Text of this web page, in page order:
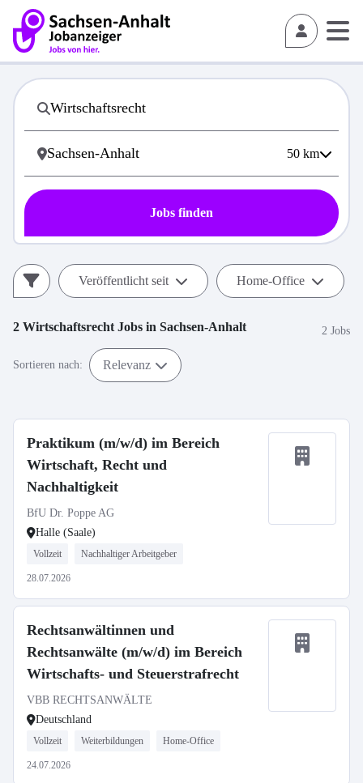
50 km
Jobs finden
Veröffentlicht seit Home-Office
2 Wirtschaftsrecht Jobs in Sachsen-Anhalt 2 Jobs
Sortieren nach: Relevanz
Praktikum (m/w/d) im Bereich
Wirtschaft, Recht und
Nachhaltigkeit
BfU Dr. Poppe AG
Halle (Saale)
Vollzeit Nachhaltiger Arbeitgeber
28.07.2026
Rechtsanwältinnen und
Rechtsanwälte (m/w/d) im Bereich
Wirtschafts- und Steuerstrafrecht
VBB RECHTSANWÄLTE
Deutschland
Vollzeit Weiterbildungen Home-Office
24.07.2026